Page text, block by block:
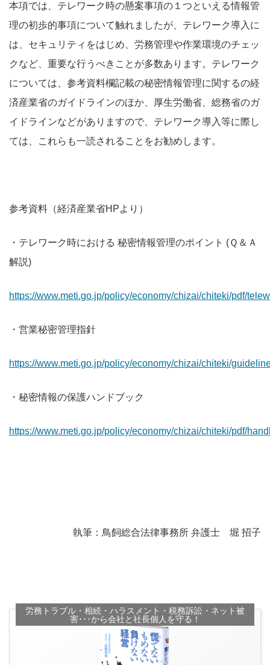
本項では、テレワーク時の懸案事項の１つといえる情報管
理の初歩的事項について触れましたが、テレワーク導入に
は、セキュリティをはじめ、労務管理や作業環境のチェッ
クなど、重要な行うべきことが多数あります。テレワーク
については、参考資料欄記載の秘密情報管理に関するの経
済産業省のガイドラインのほか、厚生労働省、総務省のガ
イドラインなどがありますので、テレワーク導入等に際し
ては、これらも一読されることをお勧めします。
参考資料（経済産業省HPより）
・テレワーク時における 秘密情報管理のポイント (Ｑ＆Ａ
解説)
https://www.meti.go.jp/policy/economy/chizai/chiteki/pdf/
・営業秘密管理指針
https://www.meti.go.jp/policy/economy/chizai/chiteki/
・秘密情報の保護ハンドブック
https://www.meti.go.jp/policy/economy/chizai/chiteki/pdf/
執筆：鳥飼総合法律事務所 弁護士 堀 招子
労務トラブル・相続・ハラスメント・税務訴訟・ネット被
害･･･から会社と社長個人を守る！